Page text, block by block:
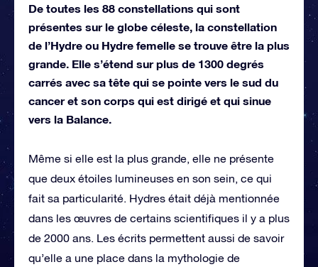
De toutes les 88 constellations qui sont
présentes sur le globe céleste, la constellation
de l’Hydre ou Hydre femelle se trouve être la plus
grande. Elle s’étend sur plus de 1300 degrés
carrés avec sa tête qui se pointe vers le sud du
cancer et son corps qui est dirigé et qui sinue
vers la Balance.
Même si elle est la plus grande, elle ne présente
que deux étoiles lumineuses en son sein, ce qui
fait sa particularité. Hydres était déjà mentionnée
dans les œuvres de certains scientifiques il y a plus
de 2000 ans. Les écrits permettent aussi de savoir
qu’elle a une place dans la mythologie de